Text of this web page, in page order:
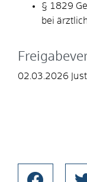
§ 1829
bei
02.03.2026